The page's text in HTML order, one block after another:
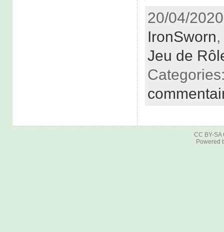
20/04/
IronSworn,
Jeu de
CC BY-SA
Powered